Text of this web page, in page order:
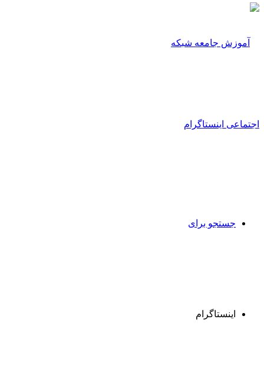
جستجو برای
اینستاگرام